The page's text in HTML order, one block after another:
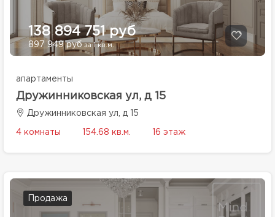
138 894 751 руб
897 949 рубза 1 кв.м.
апартаменты
Дружинниковская ул, д 15
Дружинниковская ул, д 15
4 комнаты 154.68 кв.м. 16 этаж
Продажа